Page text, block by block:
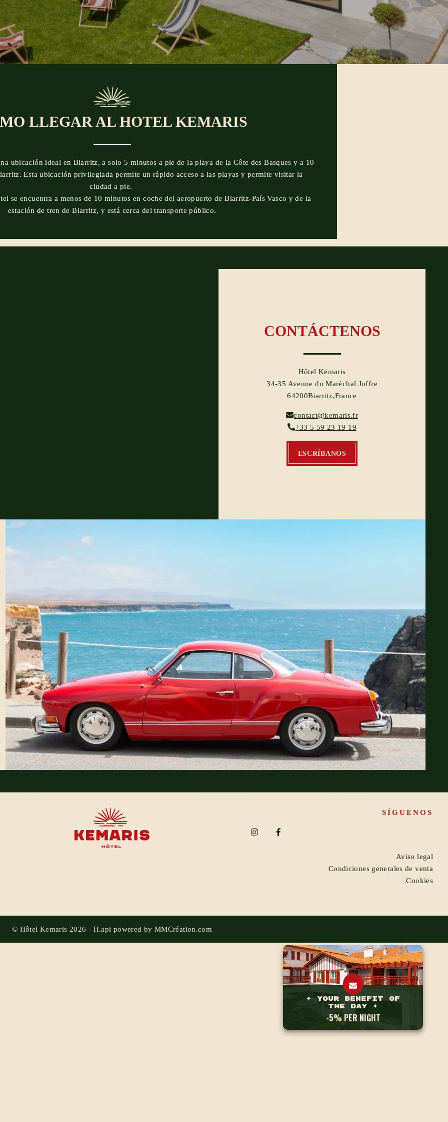
LLEGAR AL HOTEL KEMARIS
ubicación ideal en Biarritz, a solo 5 minutos a pie de la playa de la Côte des Basques y a 10
Esta ubicación privilegiada permite un rápido acceso a las playas y permite visitar la
ciudad a pie.
se encuentra a menos de 10 minutos en coche del aeropuerto de Biarritz-País Vasco y de la
estación de tren de Biarritz, y está cerca del transporte público.
CONTÁCTENOS
Hôtel Kemaris
34-35 Avenue du Maréchal Joffre
64200Biarritz,France
contact@kemaris.fr
+33 5 59 23 19 19
ESCRÍBANOS
SÍGUENOS
Aviso legal
Condiciones generales de venta
Cookies
© Hôtel Kemaris 2026 - H.api powered by MMCréation.com